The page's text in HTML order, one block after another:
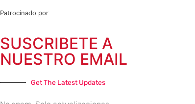
Patrocinado por
SUSCRIBETE A
NUESTRO EMAIL
Get The Latest Updates